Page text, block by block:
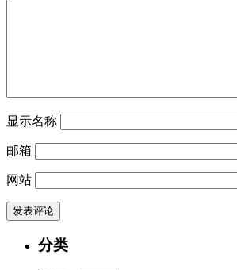
显示名称
邮箱
网站
分类